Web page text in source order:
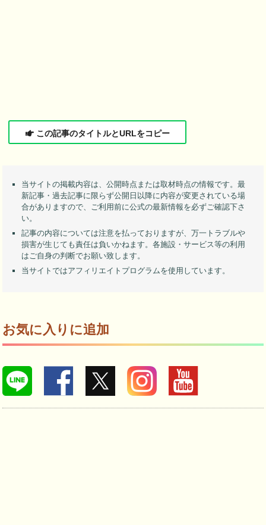
この記事のタイトルとURLをコピー
当サイトの掲載内容は、公開時点または取材時点の情報です。最
新記事・過去記事に限らず公開日以降に内容が変更されている場
合がありますので、ご利用前に公式の最新情報を必ずご確認下さ
い。
記事の内容については注意を払っておりますが、万一トラブルや
損害が生じても責任は負いかねます。各施設・サービス等の利用
はご自身の判断でお願い致します。
当サイトではアフィリエイトプログラムを使用しています。
お気に入りに追加